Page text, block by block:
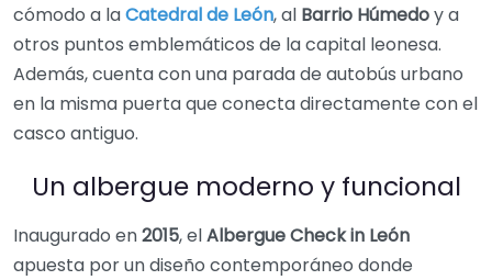
cómodo a laCatedral de León, al Barrio Húmedoy a
otros puntos emblemáticos de la capital leonesa.
Además, cuenta con una parada de autobús urbano
en la misma puerta que conecta directamente con el
casco antiguo.
Un albergue moderno y funcional
Inaugurado en2015, elAlbergue Check in León
apuesta por un diseño contemporáneo donde